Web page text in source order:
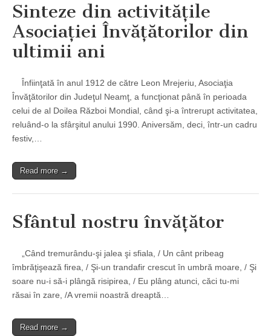
Sinteze din activităţile
Asociaţiei Învăţătorilor din
ultimii ani
Înfiinţată în anul 1912 de către Leon Mrejeriu, Asociaţia
Învăţătorilor din Judeţul Neamţ, a funcţionat până în perioada
celui de al Doilea Război Mondial, când şi-a întrerupt activitatea,
reluând-o la sfârşitul anului 1990. Aniversăm, deci, într-un cadru
festiv,…
Read more →
Sfântul nostru învăţător
„Când tremurându-şi jalea şi sfiala, / Un cânt pribeag
îmbrăţişează firea, / Şi-un trandafir crescut în umbră moare, / Şi
soare nu-i să-i plângă risipirea, / Eu plâng atunci, căci tu-mi
răsai în zare, /A vremii noastră dreaptă…
Read more →